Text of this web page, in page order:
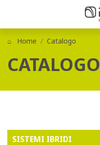
Home Catalogo
CATALOGO
SISTEMI IBRIDI